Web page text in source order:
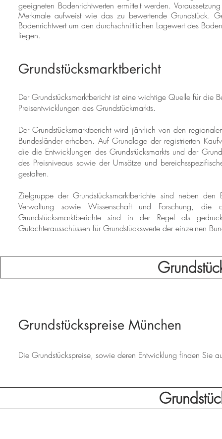
geeigneten Bodenrichtwerten ermittelt werden.
Merkmale aufweist wie das zu bewertende Grundstück.
Bodenrichtwert um den durchschnittlichen Lagewert des
liegen.
Grundstücksmarktbericht
Der Grundstücksmarktbericht ist eine wichtige Quelle für
Preisentwicklungen des Grundstückmarkts.
Der Grundstücksmarktbericht wird jährlich von den
Bundesländer erhoben. Auf Grundlage der registrierten
die die Entwicklungen des Grundstücksmarkts und der
des Preisniveaus sowie der Umsätze und
gestalten.
Zielgruppe der Grundstücksmarktberichte sind neben
Verwaltung sowie Wissenschaft und Forschung, die
Grundstücksmarktberichte sind in der Regel als
Gutachterausschüssen für Grundstückswerte der einzelnen
Grundstückspreise München
Die Grundstückspreise, sowie deren Entwicklung finden Sie